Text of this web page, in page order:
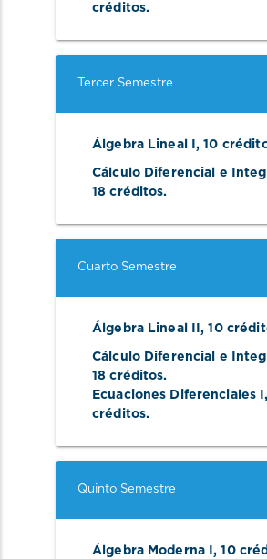
créditos.
Tercer Semestre
Álgebra Lineal I, 10
Cálculo Diferencial e
18 créditos.
Cuarto Semestre
Álgebra Lineal II, 10
Cálculo Diferencial e
18 créditos.
Ecuaciones Diferenciales
créditos.
Quinto Semestre
Álgebra Moderna I, 10